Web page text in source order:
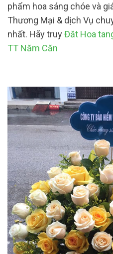
phẩm hoa sáng chóe và
Thương Mại & dịch Vụ
nhất. Hãy truyĐăt Hoa
TT Năm Căn